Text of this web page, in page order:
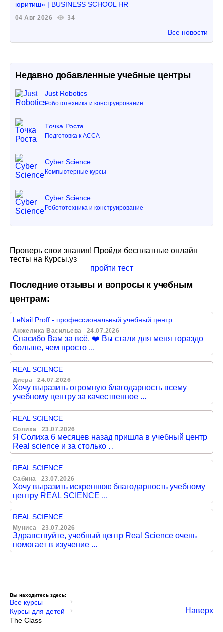
юритиш» | BUSINESS SCHOOL HR
04 Авг 2026 34
Все новости
Недавно добавленные учебные центры
Just Robotics
Робототехника и конструирование
Точка Роста
Подготовка к ACCA
Cyber Science
Компьютерные курсы
Cyber Science
Робототехника и конструирование
Проверь свои знания! Пройди бесплатные онлайн
тесты на Курсы.уз
пройти тест
Последние отзывы и вопросы к учебным
центрам:
LeNail Proff - профессиональный учебный центр
Анжелика Васильева 24.07.2026
Спасибо Вам за всё. ❤️ Вы стали для меня гораздо
больше, чем просто ...
REAL SCIENCE
Диера 24.07.2026
Хочу выразить огромную благодарность всему
учебному центру за качественное ...
REAL SCIENCE
Солиха 23.07.2026
Я Солиха 6 месяцев назад пришла в учебный центр
Real science и за столько ...
REAL SCIENCE
Сабина 23.07.2026
Хочу выразить искреннюю благодарность учебному
центру REAL SCIENCE ...
REAL SCIENCE
Муниса 23.07.2026
Здравствуйте, учебный центр Real Science очень
помогает в изучение ...
Вы находитесь здесь:
Все курсы
Курсы для детей
The Class
Наверх